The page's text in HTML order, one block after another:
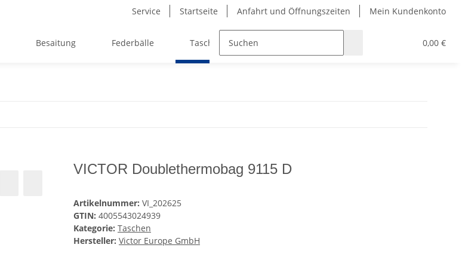
Service Startseite Anfahrt und Öffnungszeiten Mein Kundenkonto
0,00 €
Besaitung Federbälle Taschen Bekleidung Padel und
VICTOR Doublethermobag 9115 D
Artikelnummer: VI_202625
GTIN: 4005543024939
Kategorie: Taschen
Hersteller: Victor Europe GmbH